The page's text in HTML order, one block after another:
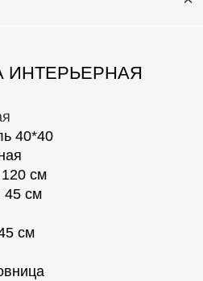
ИНТЕРЬЕРНАЯ
40*40
см
45 см
см